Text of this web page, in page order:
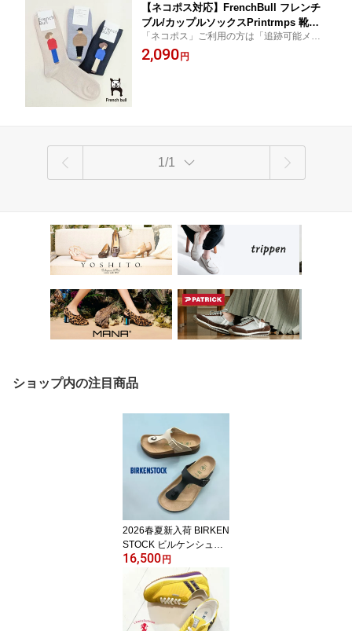
【ネコポス対応】FrenchBull フレンチ
ブル/カップルソックスPrintrmps 靴下
ライトベージュ グレー ブラック レディ
ース 11-25103
「ネコポス」ご利用の方は「追跡可能メー
ル便」をご選択ください。コチラの商品は
【やや厚め】（同類3足まで可）同梱数につ
2,090円
1/1
ショップ内の注目商品
2026春夏新入荷 BIRKEN
STOCK ビルケンシュト
ック Papillio パピリオ Gi
zeh Flex Platform ギゼ フ
レックス プラットフォー
ム サンド 1031205 ブラ
ック 1027367 ナロー幅
16,500円